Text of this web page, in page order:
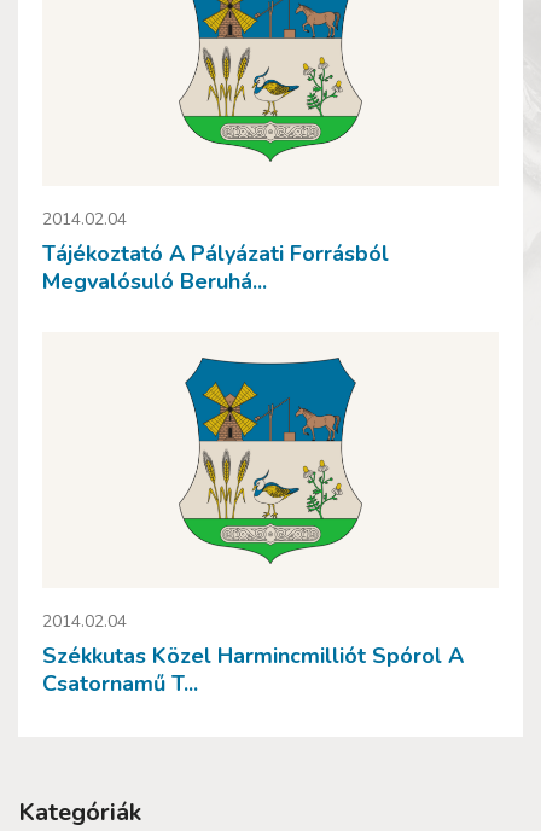
2014.02.04
Tájékoztató A Pályázati Forrásból
Megvalósuló Beruhá...
2014.02.04
Székkutas Közel Harmincmilliót Spórol A
Csatornamű T...
Kategóriák